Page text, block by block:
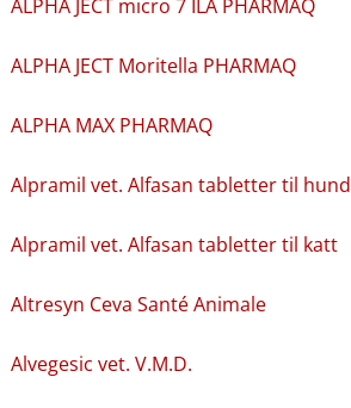
ALPHA JECT micro 7 ILA PHARMAQ
ALPHA JECT Moritella PHARMAQ
ALPHA MAX PHARMAQ
Alpramil vet. Alfasan tabletter til hund
Alpramil vet. Alfasan tabletter til katt
Altresyn Ceva Santé Animale
Alvegesic vet. V.M.D.